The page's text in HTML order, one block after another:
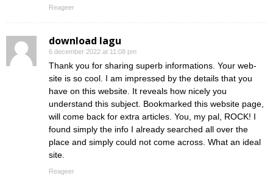
Reageer
download lagu
6 december 2022 at 11:08 pm
Thank you for sharing superb informations. Your web-
site is so cool. I am impressed by the details that you
have on this website. It reveals how nicely you
understand this subject. Bookmarked this website page,
will come back for extra articles. You, my pal, ROCK! I
found simply the info I already searched all over the
place and simply could not come across. What an ideal
site.
Reageer